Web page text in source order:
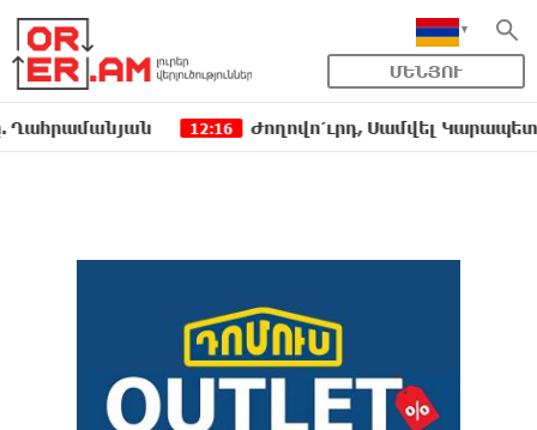
ՄԵՆՅՈՒ
12:16 Ժողովո՛ւրդ, Սամվել